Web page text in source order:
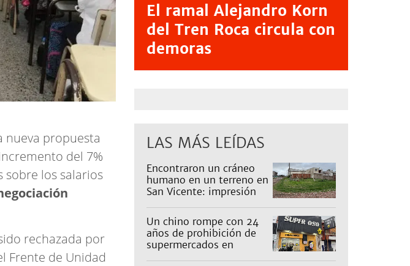
nueva propuesta
del 7%
sobre los salarios
rechazada por
Frente de Unidad
El ramal Alejandro Korn
del Tren Roca circula con
demoras
LAS MÁS LEÍDAS
Encontraron un cráneo
humano en un terreno en
San Vicente: impresión
Un chino rompe con 24
años de prohibición de
supermercados en